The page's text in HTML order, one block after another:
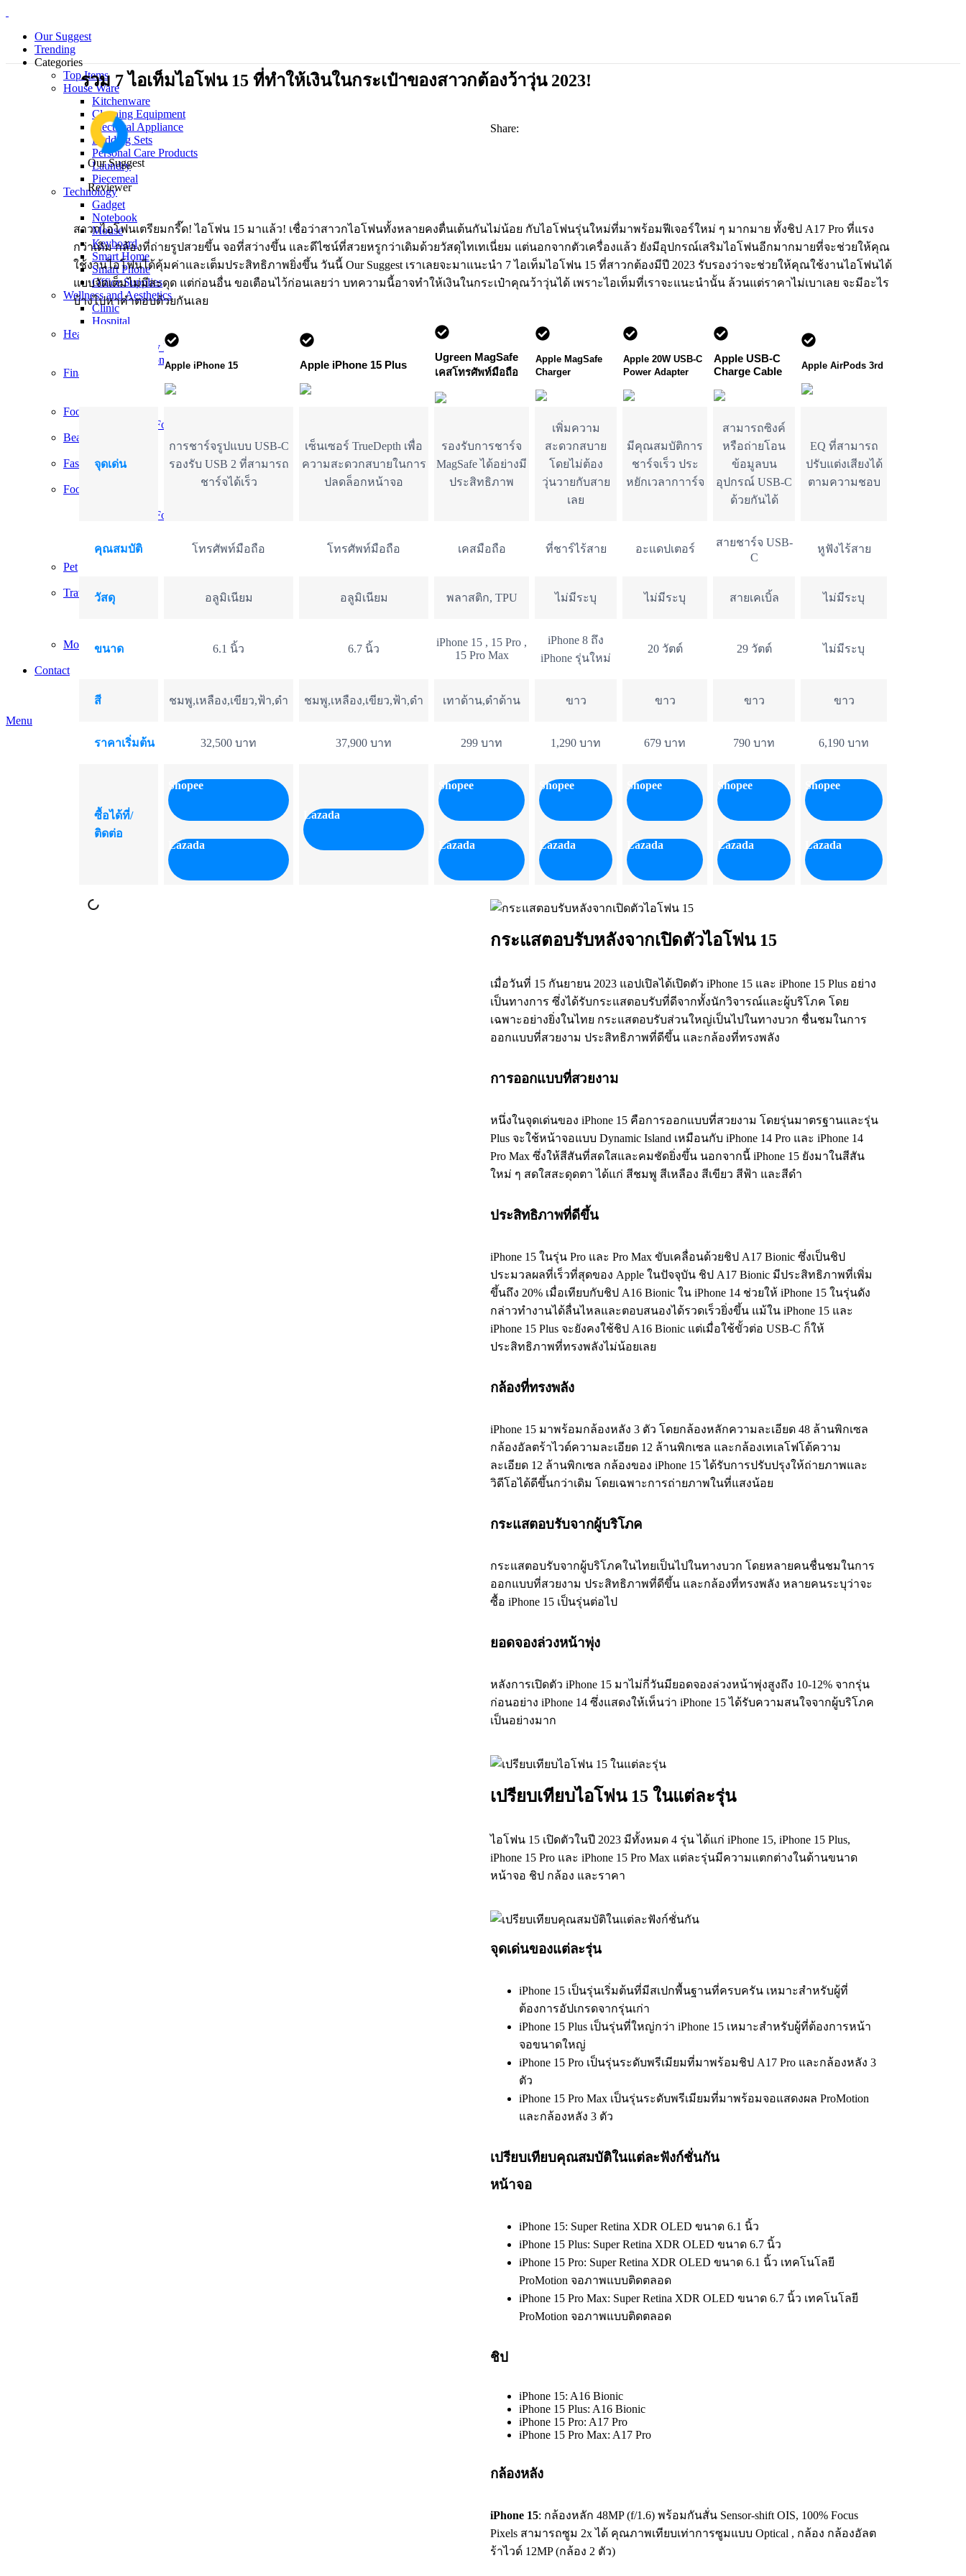
Our Suggest
Trending
Categories
Top Items
House Ware
Kitchenware
Cleaning Equipment
Electrical Appliance
Bedding Sets
Personal Care Products
Laundry
Piecemeal
Technology
Gadget
Notebook
Mouse
Keyboard
Smart Home
Smart Phone
Office Supplies
Wellness and Aesthetics
Clinic
Hospital
Health
Supplementary Food
Medical Equipment
Financial
Food
Convenience Food
Beauty
Fashion
Food
Convenience Food
Frozen Food
Street Food
Pet
Travel
Hot Deals
Mom and Baby
Contact
Menu
รวม 7 ไอเท็มไอโฟน 15 ที่ทำให้เงินในกระเป๋าของสาวกต้องว้าวุ่น 2023!
Our Suggest
Reviewer
Share:
สาวกไอโฟนเตรียมกรี๊ด! ไอโฟน 15 มาแล้ว! เชื่อว่าสาวกไอโฟนทั้งหลายคงตื่นเต้นกันไม่น้อย กับไอโฟนรุ่นใหม่ที่มาพร้อมฟีเจอร์ใหม่ ๆ มากมาย ทั้งชิป A17 Pro ที่แรง
กว่าเดิม กล้องที่ถ่ายรูปสวยขึ้น จอที่สว่างขึ้น และดีไซน์ที่สวยหรูกว่าเดิมด้วยวัสดุไทเทเนี่ยม แต่นอกจากตัวเครื่องแล้ว ยังมีอุปกรณ์เสริมไอโฟนอีกมากมายที่จะช่วยให้คุณ
ใช้งานไอโฟนได้คุ้มค่าและเต็มประสิทธิภาพยิ่งขึ้น วันนี้ Our Suggest เราเลยจะมาแนะนำ 7 ไอเท็มไอโฟน 15 ที่สาวกต้องมีปี 2023 รับรองว่าจะช่วยให้คุณใช้งานไอโฟนได้
แบบจัดเต็มไม่มีสะดุด แต่ก่อนอื่น ขอเตือนไว้ก่อนเลยว่า บทความนี้อาจทำให้เงินในกระเป๋าคุณว้าวุ่นได้ เพราะไอเท็มที่เราจะแนะนำนั้น ล้วนแต่ราคาไม่เบาเลย จะมีอะไร
บ้างไปหาคำตอบด้วยกันเลย
Apple iPhone 15 Apple iPhone 15 Plus
Ugreen MagSafe
เคสโทรศัพท์มือถือ
Apple MagSafe
Charger
Apple 20W USB-C
Power Adapter
Apple USB-C
Charge Cable
Apple AirPods 3rd
จุดเด่น
การชาร์จรูปแบบ USB-C
รองรับ USB 2 ที่สามารถ
ชาร์จได้เร็ว
เซ็นเซอร์ TrueDepth เพื่อ
ความสะดวกสบายในการ
ปลดล็อกหน้าจอ
รองรับการชาร์จ
MagSafe ได้อย่างมี
ประสิทธิภาพ
เพิ่มความ
สะดวกสบาย
โดยไม่ต้อง
วุ่นวายกับสาย
เลย
มีคุณสมบัติการ
ชาร์จเร็ว ประ
หยักเวลากาาร์จ
สามารถซิงค์
หรือถ่ายโอน
ข้อมูลบน
อุปกรณ์ USB-C
ด้วยกันได้
EQ ที่สามารถ
ปรับแต่งเสียงได้
ตามความชอบ
คุณสมบัติ โทรศัพท์มือถือ โทรศัพท์มือถือ เคสมือถือ ที่ชาร์ไร้สาย อะแดปเตอร์
สายชาร์จ USB-
C
หูฟังไร้สาย
วัสดุ อลูมิเนียม อลูมิเนียม พลาสติก, TPU ไม่มีระบุ ไม่มีระบุ สายเคเบิ้ล ไม่มีระบุ
ขนาด 6.1 นิ้ว 6.7 นิ้ว
iPhone 15 , 15 Pro ,
15 Pro Max
iPhone 8 ถึง
iPhone รุ่นใหม่
20 วัตต์ 29 วัตต์ ไม่มีระบุ
สี ชมพู,เหลือง,เขียว,ฟ้า,ดำ ชมพู,เหลือง,เขียว,ฟ้า,ดำ เทาด้าน,ดำด้าน ขาว ขาว ขาว ขาว
ราคาเริ่มต้น 32,500 บาท 37,900 บาท 299 บาท 1,290 บาท 679 บาท 790 บาท 6,190 บาท
ซื้อได้ที่/
ติดต่อ
Shopee
Lazada
Lazada
Shopee
Lazada
Shopee
Lazada
Shopee
Lazada
Shopee
Lazada
Shopee
Lazada
กระแสตอบรับหลังจากเปิดตัวไอโฟน 15
เมื่อวันที่ 15 กันยายน 2023 แอปเปิลได้เปิดตัว iPhone 15 และ iPhone 15 Plus อย่าง
เป็นทางการ ซึ่งได้รับกระแสตอบรับที่ดีจากทั้งนักวิจารณ์และผู้บริโภค โดย
เฉพาะอย่างยิ่งในไทย กระแสตอบรับส่วนใหญ่เป็นไปในทางบวก ชื่นชมในการ
ออกแบบที่สวยงาม ประสิทธิภาพที่ดีขึ้น และกล้องที่ทรงพลัง
การออกแบบที่สวยงาม
หนึ่งในจุดเด่นของ iPhone 15 คือการออกแบบที่สวยงาม โดยรุ่นมาตรฐานและรุ่น
Plus จะใช้หน้าจอแบบ Dynamic Island เหมือนกับ iPhone 14 Pro และ iPhone 14
Pro Max ซึ่งให้สีสันที่สดใสและคมชัดยิ่งขึ้น นอกจากนี้ iPhone 15 ยังมาในสีสัน
ใหม่ ๆ สดใสสะดุดตา ได้แก่ สีชมพู สีเหลือง สีเขียว สีฟ้า และสีดำ
ประสิทธิภาพที่ดีขึ้น
iPhone 15 ในรุ่น Pro และ Pro Max ขับเคลื่อนด้วยชิป A17 Bionic ซึ่งเป็นชิป
ประมวลผลที่เร็วที่สุดของ Apple ในปัจจุบัน ชิป A17 Bionic มีประสิทธิภาพที่เพิ่ม
ขึ้นถึง 20% เมื่อเทียบกับชิป A16 Bionic ใน iPhone 14 ช่วยให้ iPhone 15 ในรุ่นดัง
กล่าวทำงานได้ลื่นไหลและตอบสนองได้รวดเร็วยิ่งขึ้น แม้ใน iPhone 15 และ
iPhone 15 Plus จะยังคงใช้ชิป A16 Bionic แต่เมื่อใช้ขั้วต่อ USB‑C ก็ให้
ประสิทธิภาพที่ทรงพลังไม่น้อยเลย
กล้องที่ทรงพลัง
iPhone 15 มาพร้อมกล้องหลัง 3 ตัว โดยกล้องหลักความละเอียด 48 ล้านพิกเซล
กล้องอัลตร้าไวด์ความละเอียด 12 ล้านพิกเซล และกล้องเทเลโฟโต้ความ
ละเอียด 12 ล้านพิกเซล กล้องของ iPhone 15 ได้รับการปรับปรุงให้ถ่ายภาพและ
วิดีโอได้ดีขึ้นกว่าเดิม โดยเฉพาะการถ่ายภาพในที่แสงน้อย
กระแสตอบรับจากผู้บริโภค
กระแสตอบรับจากผู้บริโภคในไทยเป็นไปในทางบวก โดยหลายคนชื่นชมในการ
ออกแบบที่สวยงาม ประสิทธิภาพที่ดีขึ้น และกล้องที่ทรงพลัง หลายคนระบุว่าจะ
ซื้อ iPhone 15 เป็นรุ่นต่อไป
ยอดจองล่วงหน้าพุ่ง
หลังการเปิดตัว iPhone 15 มาไม่กี่วันมียอดจองล่วงหน้าพุ่งสูงถึง 10-12% จากรุ่น
ก่อนอย่าง iPhone 14 ซึ่งแสดงให้เห็นว่า iPhone 15 ได้รับความสนใจจากผู้บริโภค
เป็นอย่างมาก
เปรียบเทียบไอโฟน 15 ในแต่ละรุ่น
ไอโฟน 15 เปิดตัวในปี 2023 มีทั้งหมด 4 รุ่น ได้แก่ iPhone 15, iPhone 15 Plus,
iPhone 15 Pro และ iPhone 15 Pro Max แต่ละรุ่นมีความแตกต่างในด้านขนาด
หน้าจอ ชิป กล้อง และราคา
จุดเด่นของแต่ละรุ่น
iPhone 15 เป็นรุ่นเริ่มต้นที่มีสเปกพื้นฐานที่ครบครัน เหมาะสำหรับผู้ที่
ต้องการอัปเกรดจากรุ่นเก่า
iPhone 15 Plus เป็นรุ่นที่ใหญ่กว่า iPhone 15 เหมาะสำหรับผู้ที่ต้องการหน้า
จอขนาดใหญ่
iPhone 15 Pro เป็นรุ่นระดับพรีเมียมที่มาพร้อมชิป A17 Pro และกล้องหลัง 3
ตัว
iPhone 15 Pro Max เป็นรุ่นระดับพรีเมียมที่มาพร้อมจอแสดงผล ProMotion
และกล้องหลัง 3 ตัว
เปรียบเทียบคุณสมบัติในแต่ละฟังก์ชั่นกัน
หน้าจอ
iPhone 15: Super Retina XDR OLED ขนาด 6.1 นิ้ว
iPhone 15 Plus: Super Retina XDR OLED ขนาด 6.7 นิ้ว
iPhone 15 Pro: Super Retina XDR OLED ขนาด 6.1 นิ้ว เทคโนโลยี
ProMotion จอภาพแบบติดตลอด
iPhone 15 Pro Max: Super Retina XDR OLED ขนาด 6.7 นิ้ว เทคโนโลยี
ProMotion จอภาพแบบติดตลอด
ชิป
iPhone 15: A16 Bionic
iPhone 15 Plus: A16 Bionic
iPhone 15 Pro: A17 Pro
iPhone 15 Pro Max: A17 Pro
กล้องหลัง
iPhone 15: กล้องหลัก 48MP (f/1.6) พร้อมกันสั่น Sensor-shift OIS, 100% Focus
Pixels สามารถซูม 2x ได้ คุณภาพเทียบเท่าการซูมแบบ Optical , กล้อง กล้องอัลต
ร้าไวด์ 12MP (กล้อง 2 ตัว)